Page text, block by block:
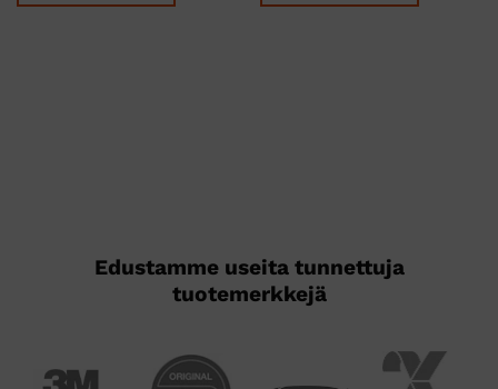
Edustamme useita tunnettuja
tuotemerkkejä